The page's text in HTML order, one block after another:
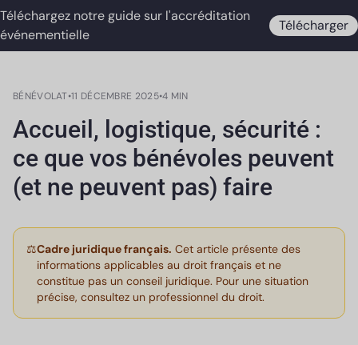
Téléchargez notre guide sur l'accréditation
événementielle
Télécharger
BÉNÉVOLAT•11 DÉCEMBRE 2025•4 MIN
Accueil, logistique, sécurité :
ce que vos bénévoles peuvent
(et ne peuvent pas) faire
⚖️Cadre juridique français. Cet article présente des
informations applicables au droit français et ne
constitue pas un conseil juridique. Pour une situation
précise, consultez un professionnel du droit.